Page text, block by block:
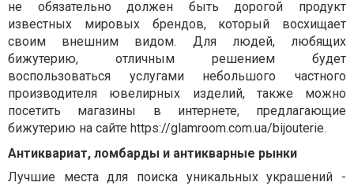
не обязательно должен быть дорогой продукт
известных мировых брендов, который восхищает
своим внешним видом. Для людей, любящих
бижутерию, отличным решением будет
воспользоваться услугами небольшого частного
производителя ювелирных изделий, также можно
посетить магазины в интернете, предлагающие
бижутерию на сайте https://glamroom.com.ua/bijouterie.
Антиквариат, ломбарды и антикварные рынки
Лучшие места для поиска уникальных украшений -